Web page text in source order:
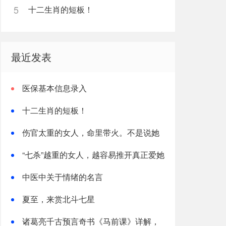
5 十二生肖的短板！
最近发表
医保基本信息录入
十二生肖的短板！
伤官太重的女人，命里带火。不是说她
“七杀”越重的女人，越容易推开真正爱她
中医中关于情绪的名言
夏至，来赏北斗七星
诸葛亮千古预言奇书《马前课》详解，